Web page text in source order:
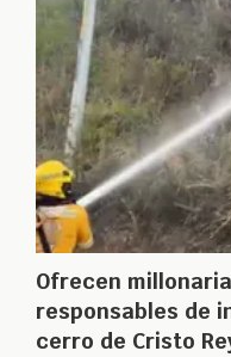
Ofrecen
responsables de
cerro de Cristo